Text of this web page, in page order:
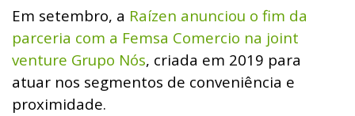
Em setembro, a Raízen anunciou o fim da
parceria com a Femsa Comercio na joint
venture Grupo Nós, criada em 2019 para
atuar nos segmentos de conveniência e
proximidade.